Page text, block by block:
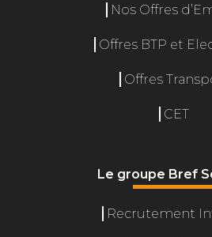
Nos Offres
Offres BTP et
Offres
CET
Le groupe Bref
Recrutement